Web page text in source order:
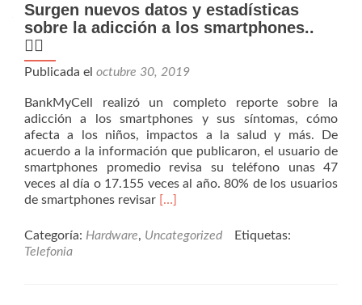
Surgen nuevos datos y estadísticas
sobre la adicción a los smartphones..
🤷‍♂️
Publicada el octubre 30, 2019
BankMyCell realizó un completo reporte sobre la
adicción a los smartphones y sus síntomas, cómo
afecta a los niños, impactos a la salud y más. De
acuerdo a la información que publicaron, el usuario de
smartphones promedio revisa su teléfono unas 47
veces al día o 17.155 veces al año. 80% de los usuarios
de smartphones revisar Read
about
[…]
Categoría: Hardware, Uncategorized
Etiquetas:
Telefonia